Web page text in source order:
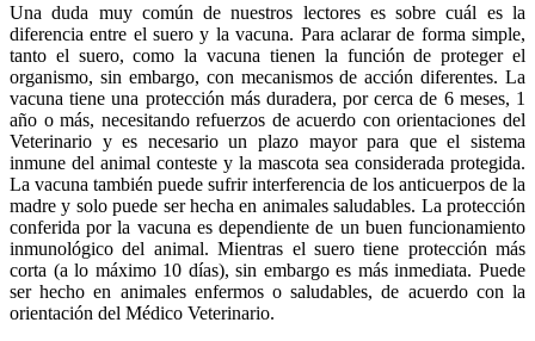
Una duda muy común de nuestros lectores es sobre cuál es la
diferencia entre el suero y la vacuna. Para aclarar de forma simple,
tanto el suero, como la vacuna tienen la función de proteger el
organismo, sin embargo, con mecanismos de acción diferentes. La
vacuna tiene una protección más duradera, por cerca de 6 meses, 1
año o más, necesitando refuerzos de acuerdo con orientaciones del
Veterinario y es necesario un plazo mayor para que el sistema
inmune del animal conteste y la mascota sea considerada protegida.
La vacuna también puede sufrir interferencia de los anticuerpos de la
madre y solo puede ser hecha en animales saludables. La protección
conferida por la vacuna es dependiente de un buen funcionamiento
inmunológico del animal. Mientras el suero tiene protección más
corta (a lo máximo 10 días), sin embargo es más inmediata. Puede
ser hecho en animales enfermos o saludables, de acuerdo con la
orientación del Médico Veterinario.